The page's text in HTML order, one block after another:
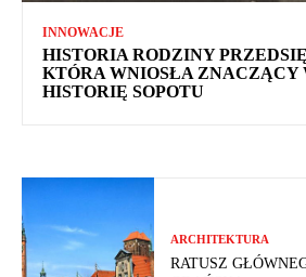
INNOWACJE
HISTORIA RODZINY
KTÓRA WNIOSŁA ZNACZĄCY
HISTORIĘ SOPOTU
ARCHITEKTURA
RATUSZ